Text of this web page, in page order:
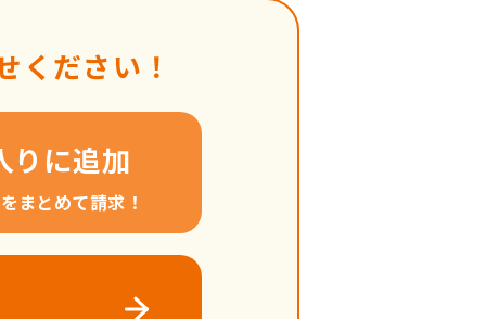
ください！
りに追加
まとめて請求！